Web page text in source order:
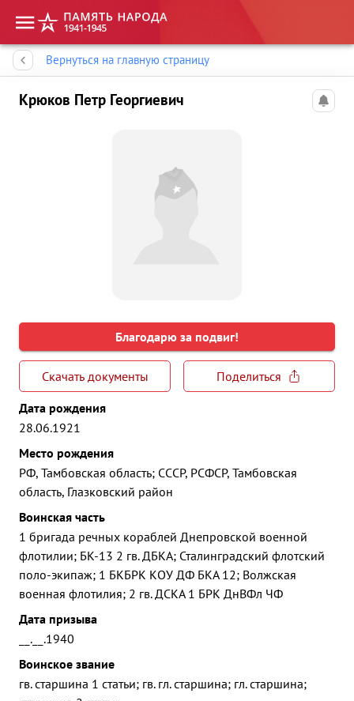
Вернуться на главную страницу
Крюков Петр Георгиевич
Благодарю за подвиг!
Скачать документы
Поделиться
Дата рождения
28.06.1921
Место рождения
РФ, Тамбовская область; СССР, РСФСР, Тамбовская
область, Глазковский район
Воинская часть
1 бригада речных кораблей Днепровской военной
флотилии; БК-13 2 гв. ДБКА; Сталинградский флотский
поло-экипаж; 1 БКБРК КОУ ДФ БКА 12; Волжская
военная флотилия; 2 гв. ДСКА 1 БРК ДнВФл ЧФ
Дата призыва
__.__.1940
Воинское звание
гв. старшина 1 статьи; гв. гл. старшина; гл. старшина;
Память народа